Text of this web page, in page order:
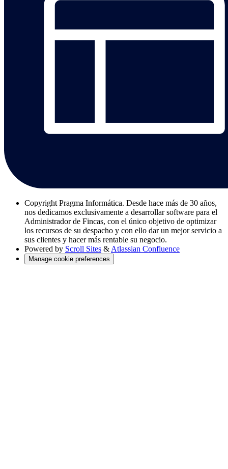
Copyright Pragma Informática. Desde hace más de 30 años,
nos dedicamos exclusivamente a desarrollar software para el
Administrador de Fincas, con el único objetivo de optimizar
los recursos de su despacho y con ello dar un mejor servicio a
sus clientes y hacer más rentable su negocio.
Powered by Scroll Sites & Atlassian Confluence
Manage cookie preferences